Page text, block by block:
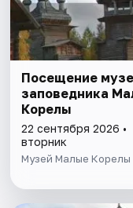
Посещение
заповедника
Корелы
22 сентября 2026 •
вторник
Музей Малые Корелы